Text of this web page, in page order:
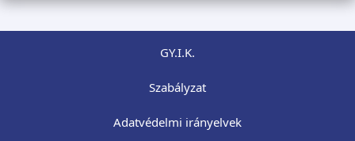
GY.I.K.
Szabályzat
Adatvédelmi irányelvek